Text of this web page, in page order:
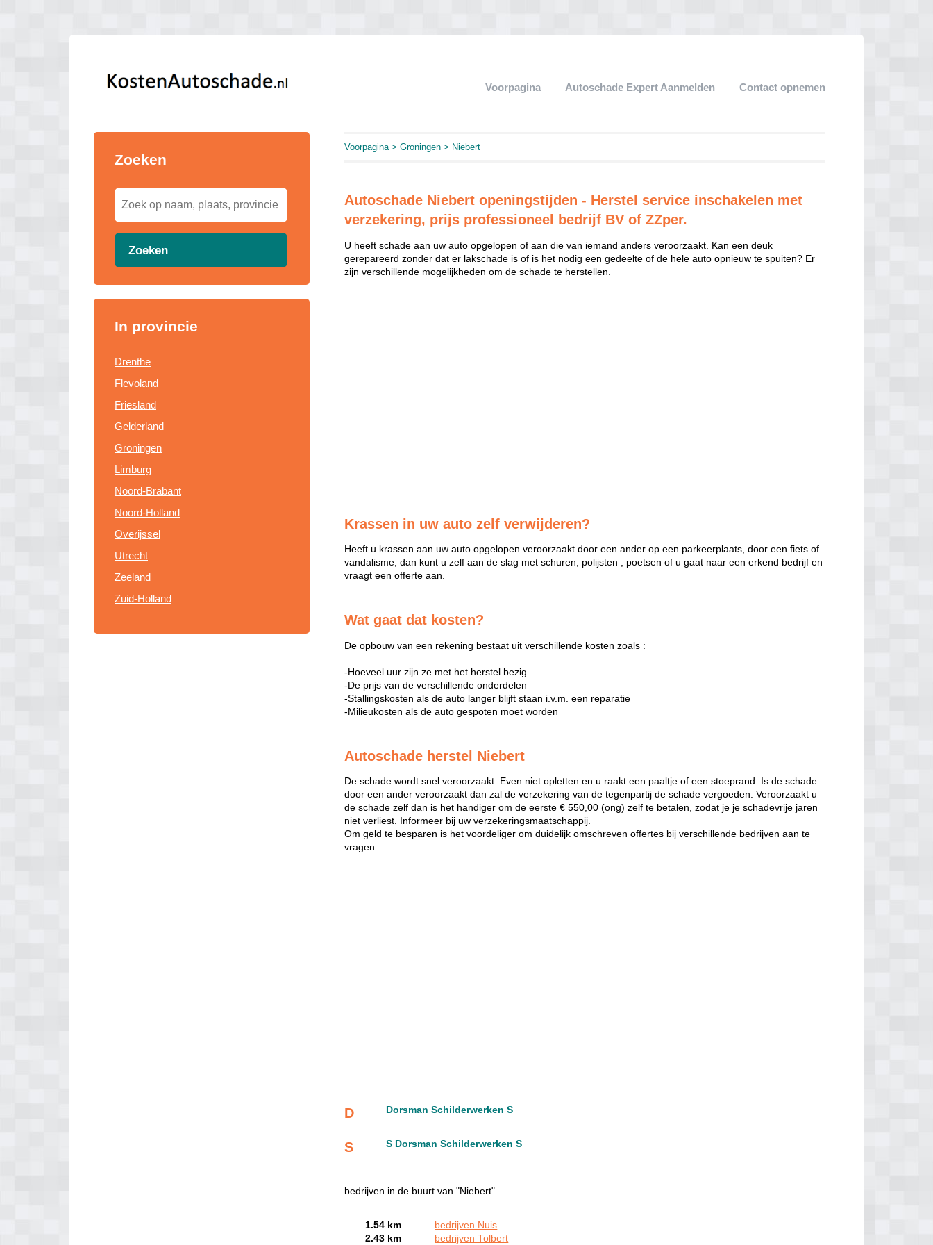
Voorpagina Autoschade Expert Aanmelden Contact opnemen
Zoeken
Zoeken
In provincie
Drenthe
Flevoland
Friesland
Gelderland
Groningen
Limburg
Noord-Brabant
Noord-Holland
Overijssel
Utrecht
Zeeland
Zuid-Holland
Voorpagina>Groningen > Niebert
Autoschade Niebert openingstijden - Herstel service inschakelen met
verzekering, prijs professioneel bedrijf BV of ZZper.
U heeft schade aan uw auto opgelopen of aan die van iemand anders veroorzaakt. Kan een deuk
gerepareerd zonder dat er lakschade is of is het nodig een gedeelte of de hele auto opnieuw te spuiten? Er
zijn verschillende mogelijkheden om de schade te herstellen.
Krassen in uw auto zelf verwijderen?
Heeft u krassen aan uw auto opgelopen veroorzaakt door een ander op een parkeerplaats, door een fiets of
vandalisme, dan kunt u zelf aan de slag met schuren, polijsten , poetsen of u gaat naar een erkend bedrijf en
vraagt een offerte aan.
Wat gaat dat kosten?
De opbouw van een rekening bestaat uit verschillende kosten zoals :
-Hoeveel uur zijn ze met het herstel bezig.
-De prijs van de verschillende onderdelen
-Stallingskosten als de auto langer blijft staan i.v.m. een reparatie
-Milieukosten als de auto gespoten moet worden
Autoschade herstel Niebert
De schade wordt snel veroorzaakt. Even niet opletten en u raakt een paaltje of een stoeprand. Is de schade
door een ander veroorzaakt dan zal de verzekering van de tegenpartij de schade vergoeden. Veroorzaakt u
de schade zelf dan is het handiger om de eerste € 550,00 (ong) zelf te betalen, zodat je je schadevrije jaren
niet verliest. Informeer bij uw verzekeringsmaatschappij.
Om geld te besparen is het voordeliger om duidelijk omschreven offertes bij verschillende bedrijven aan te
vragen.
D Dorsman Schilderwerken S
S S Dorsman Schilderwerken S
bedrijven in de buurt van "Niebert"
1.54 km
bedrijven Nuis
2.43 km
bedrijven Tolbert